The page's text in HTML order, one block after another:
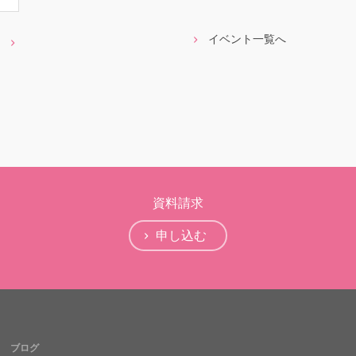
イベント一覧へ
資料請求
申し込む
ブログ